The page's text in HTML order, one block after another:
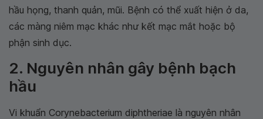
hầu họng, thanh quản, mũi. Bệnh có thể xuất hiện ở da,
các màng niêm mạc khác như kết mạc mắt hoặc bộ
phận sinh dục.
2. Nguyên nhân gây bệnh bạch
hầu
Vi khuẩn Corynebacterium diphtheriae là nguyên nhân